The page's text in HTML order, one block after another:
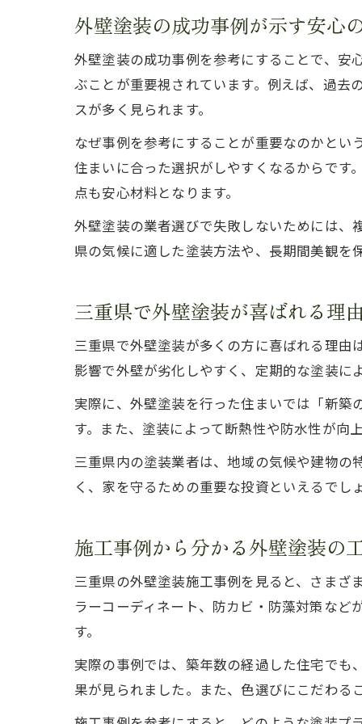
外壁塗装の成功事例が示す安心
外壁塗装の成功事例を参考にすることで、安
ぶことが重要視されています。例えば、過去
スが多く見られます。
なぜ事例を参考にすることが重要なのかと
住まいに合った選択がしやすくなるからです
点も安心材料となります。
外壁塗装の業者選びで失敗しないためには、
県の気候に適した塗装方法や、長期間美観を
三重県で外壁塗装が喜ばれる理
三重県で外壁塗装が多くの方に喜ばれる理由
影響で外壁が劣化しやすく、定期的な塗装に
実際に、外壁塗装を行った住まいでは「新築
す。また、塗装によって断熱性や防水性が向
三重県内の塗装業者は、地域の気候や建物の
く、家を守るための重要な投資といえるでし
施工事例から分かる外壁塗装の
三重県の外壁塗装施工事例を見ると、さまざ
ラーコーディネート、防カビ・防藻対策など
す。
実際の事例では、築年数の経過した住宅でも
果が見られました。また、色選びにこだわる